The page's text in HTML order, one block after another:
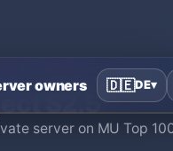
owners 🇩🇪DE▾
›CryWolf Project S2.5
S2.5
server on MU Top